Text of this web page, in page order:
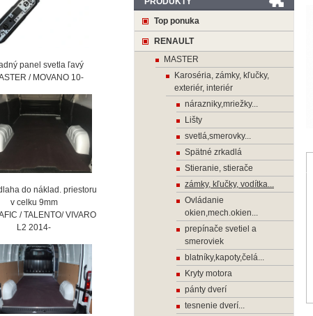
Top ponuka
RENAULT
MASTER
Karoséria, zámky, kľučky,
exteriér, interiér
nárazniky,mriežky...
Lišty
svetlá,smerovky...
Spätné zrkadlá
Stieranie, stierače
zámky, kľučky, vodítka...
Ovládanie
okien,mech.okien...
prepínače svetiel a
smeroviek
blatníky,kapoty,čelá...
Kryty motora
pánty dverí
tesnenie dverí...
panel svetla ľavý
/ MOVANO 10-
do náklad. priestoru
9mm
/ TALENTO/ VIVARO
2014-